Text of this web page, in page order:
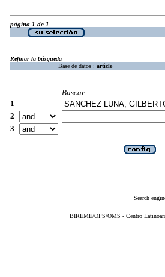
página 1 de 1
Refinar la búsqueda
Base de datos : article
Buscar
1
2
3
Search
BIREME/OPS/OMS - Centro